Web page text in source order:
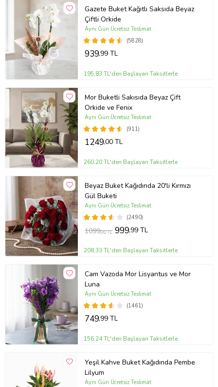
Gazete Buket Kağıtlı Saksıda Beyaz
Çiftli Orkide
(5828)
Aynı Gün Ücretsiz Teslimat
939,99 TL
195,83 TL'den Başlayan Taksitlerle
Mor Buketli Sakısıda Beyaz Çift
Orkide ve Fenix
(911)
Aynı Gün Ücretsiz Teslimat
1249,00 TL
260,20 TL'den Başlayan Taksitlerle
Beyaz Buket Kağıdında 20'li Kırmızı
Gül Buketi
(2490)
Aynı Gün Ücretsiz Teslimat
1099,00 TL 999,99 TL
208,33 TL'den Başlayan Taksitlerle
Cam Vazoda Mor Lisyantus ve Mor
Luna
(1461)
Aynı Gün Ücretsiz Teslimat
749,99 TL
156,24 TL'den Başlayan Taksitlerle
Yeşil Kahve Buket Kağıdında Pembe
Lilyum
Aynı Gün Ücretsiz Teslimat